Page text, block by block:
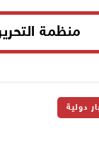
منظمة
دولية